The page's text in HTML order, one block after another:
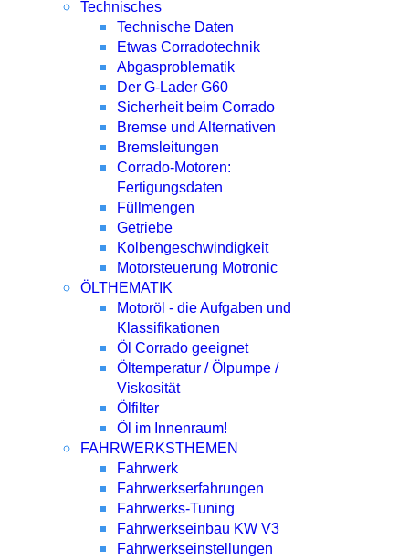
Technisches
Technische Daten
Etwas Corradotechnik
Abgasproblematik
Der G-Lader G60
Sicherheit beim Corrado
Bremse und Alternativen
Bremsleitungen
Corrado-Motoren:
Fertigungsdaten
Füllmengen
Getriebe
Kolbengeschwindigkeit
Motorsteuerung Motronic
ÖLTHEMATIK
Motoröl - die Aufgaben und
Klassifikationen
Öl Corrado geeignet
Öltemperatur / Ölpumpe /
Viskosität
Ölfilter
Öl im Innenraum!
FAHRWERKSTHEMEN
Fahrwerk
Fahrwerkserfahrungen
Fahrwerks-Tuning
Fahrwerkseinbau KW V3
Fahrwerkseinstellungen